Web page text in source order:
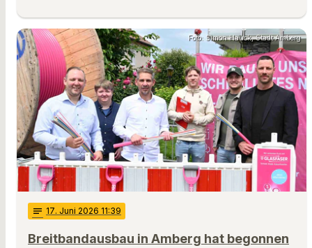
Foto: Simon Hauck, Stadt Amberg
notes 17. Juni 2026 11:39
Breitbandausbau in Amberg hat begonnen